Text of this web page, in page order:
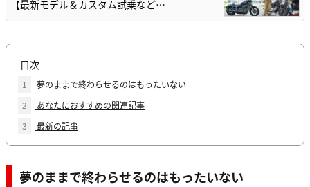
【最新モデル＆カスタム試乗など…
目次
1
夢のままで終わらせるのはもったいない
2
あなたにおすすめの関連記事
3
最新の記事
夢のままで終わらせるのはもったいない